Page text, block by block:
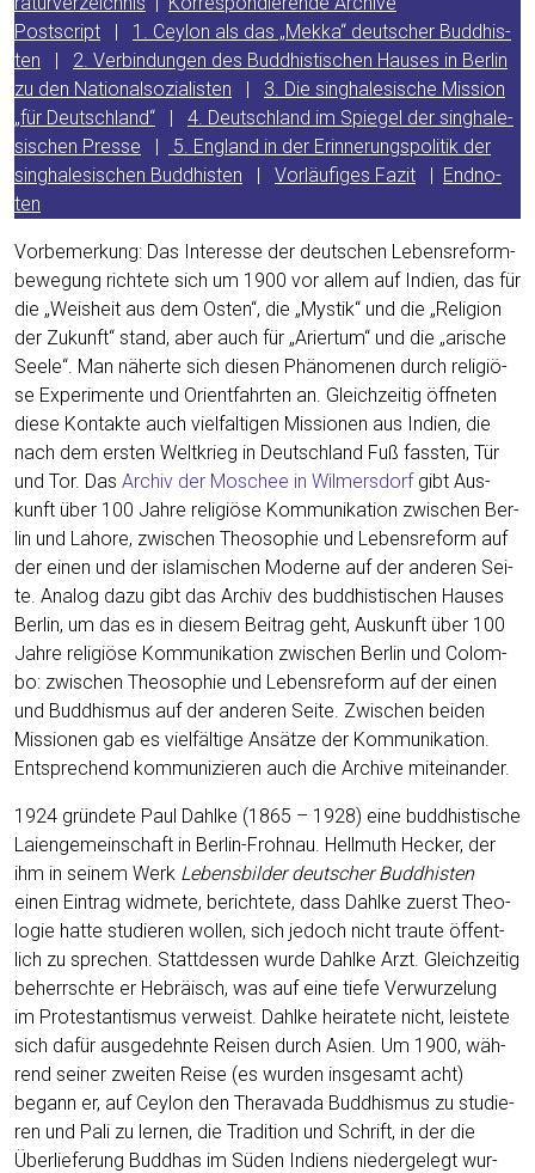
Post­script | 1. Cey­lon als das „Mek­ka“ deut­scher Bud­dhis­
ten | 2. Ver­bin­dun­gen des Bud­dhis­ti­schen Hau­ses in Ber­lin
zu den Natio­nal­so­zia­lis­ten | 3. Die sin­gha­le­si­sche Mis­si­on
„für Deutsch­land“ | 4. Deutsch­land im Spie­gel der sin­gha­le­
si­schen Pres­se |
5. Eng­land in der Erin­ne­rungs­po­li­tik der
sin­gha­le­si­schen Bud­dhis­ten | Vor­läu­fi­ges Fazit | End­no­
ten
Vor­be­mer­kung: Das Inter­es­se der deut­schen Lebens­re­form­
be­we­gung rich­te­te sich um 1900 vor allem auf Indi­en, das für
die „Weis­heit aus dem Osten“, die „Mys­tik“ und die „Reli­gi­on
der Zukunft“ stand, aber auch für „Arier­tum“ und die „ari­sche
See­le“. Man näher­te sich die­sen Phä­no­me­nen durch reli­giö­
se Expe­ri­men­te und Ori­ent­fahr­ten an. Gleich­zei­tig öff­ne­ten
die­se Kon­tak­te auch viel­fal­ti­gen Mis­sio­nen aus Indi­en, die
nach dem ers­ten Welt­krieg in Deutsch­land Fuß fass­ten, Tür
und Tor. Das Archiv der Moschee in Wil­mers­dorfgibt Aus­
kunft über 100 Jah­re reli­giö­se Kom­mu­ni­ka­ti­on zwi­schen Ber­
lin und Laho­re, zwi­schen Theo­so­phie und Lebens­re­form auf
der einen und der isla­mi­schen Moder­ne auf der ande­ren Sei­
te. Ana­log dazu gibt das Archiv des bud­dhis­ti­schen Hau­ses
Ber­lin, um das es in die­sem Bei­trag geht, Aus­kunft über 100
Jah­re reli­giö­se Kom­mu­ni­ka­ti­on zwi­schen Ber­lin und Colom­
bo: zwi­schen Theo­so­phie und Lebens­re­form auf der einen
und Bud­dhis­mus auf der ande­ren Sei­te. Zwi­schen bei­den
Mis­sio­nen gab es viel­fäl­ti­ge Ansät­ze der Kom­mu­ni­ka­ti­on.
Ent­spre­chend kom­mu­ni­zie­ren auch die Archi­ve miteinander.
1924 grün­de­te Paul Dah­l­ke (1865 – 1928) eine bud­dhis­ti­sche
Lai­en­ge­mein­schaft in Ber­lin-Froh­nau. Hell­muth Hecker, der
ihm in sei­nem Werk Lebens­bil­der deut­scher Bud­dhis­ten
einen Ein­trag wid­me­te, berich­te­te, dass Dah­l­ke zuerst Theo­
lo­gie hat­te stu­die­ren wol­len, sich jedoch nicht trau­te öffent­
lich zu spre­chen. Statt­des­sen wur­de Dah­l­ke Arzt. Gleich­zei­tig
beherrsch­te er Hebrä­isch, was auf eine tie­fe Ver­wur­ze­lung
im Pro­tes­tan­tis­mus ver­weist. Dah­l­ke hei­ra­te­te nicht, leis­te­te
sich dafür aus­ge­dehn­te Rei­sen durch Asi­en. Um 1900, wäh­
rend sei­ner zwei­ten Rei­se (es wur­den ins­ge­samt acht)
begann er, auf Cey­lon den Ther­ava­da Bud­dhis­mus zu stu­die­
ren und Pali zu ler­nen, die Tra­di­ti­on und Schrift, in der die
Über­lie­fe­rung Bud­dhas im Süden Indi­ens nie­der­ge­legt wur­